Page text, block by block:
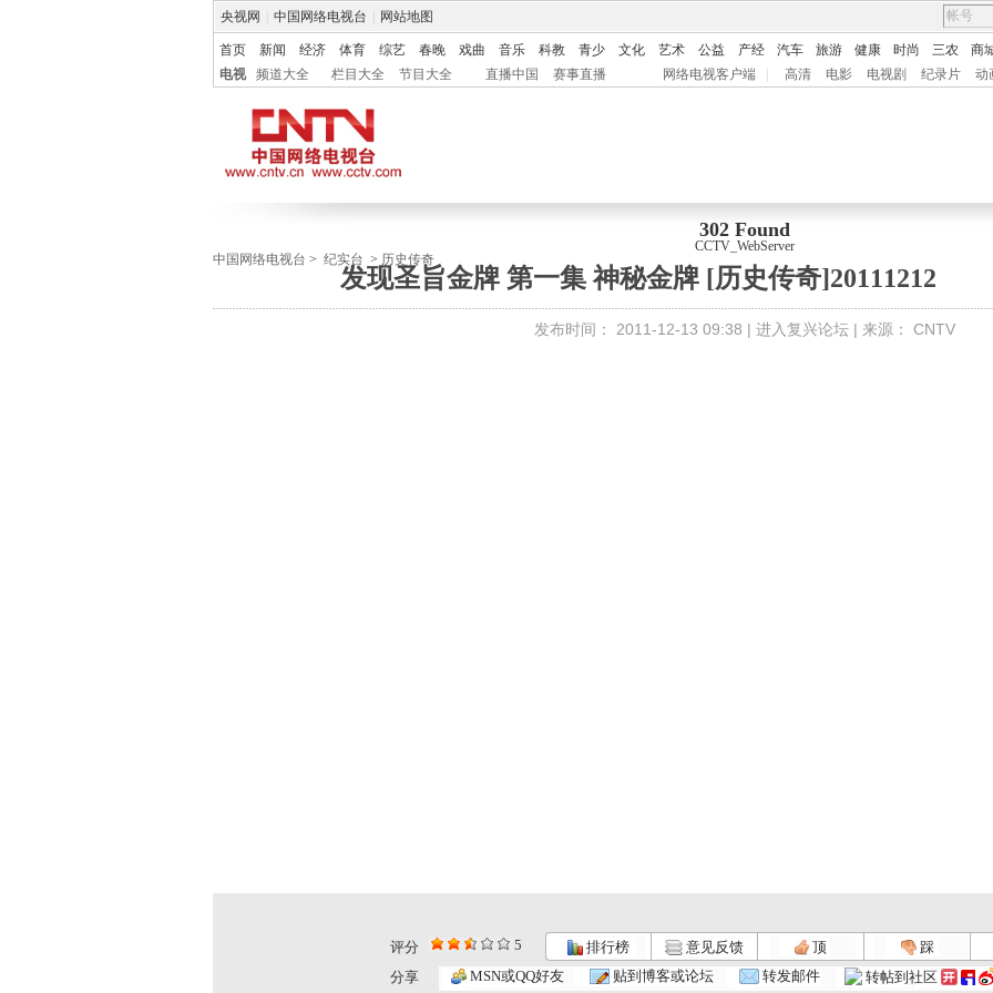
央视网 中国网络电视台 网站地图
首页 新闻 经济 体育 综艺 春晚 戏曲 音乐 科教 青少 文化 艺术 公益 产经 汽车 旅游 健康 时尚 三农
商
电视
频道大全 栏目大全 节目大全 直播中国 赛事直播 网络电视客户端 高清 电影 电视剧 纪录片 动
302 Found
CCTV_WebServer
中国网络电视台 > 纪实台 > 历史传奇
发现圣旨金牌 第一集 神秘金牌 [历史传奇]20111212
发布时间： 2011-12-13 09:38 | 进入复兴论坛 | 来源： CNTV
评分 5 排行榜 意见反馈 顶
踩
分享
MSN或QQ好友 贴到博客或论坛 转发邮件 转帖到社区